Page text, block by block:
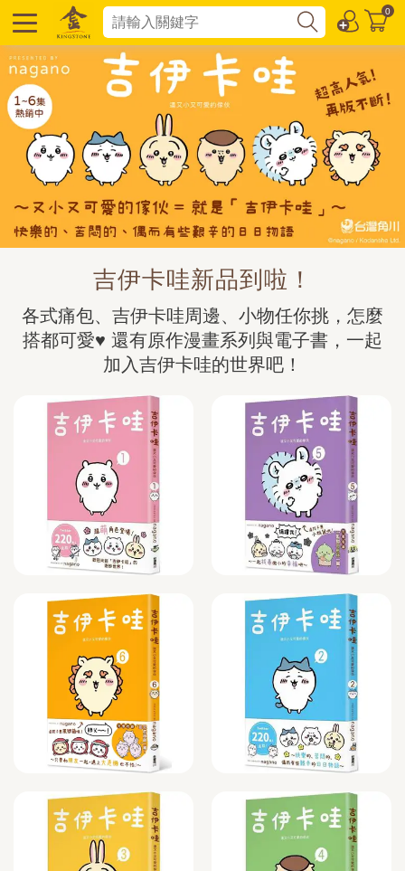
0
吉伊卡哇新品到啦！
各式痛包、吉伊卡哇周邊、小物任你挑，怎麼
搭都可愛♥ 還有原作漫畫系列與電子書，一起
加入吉伊卡哇的世界吧！